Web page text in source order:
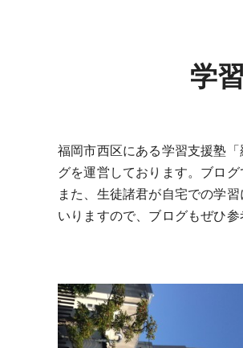
学
福岡市西区にある学習支援塾
グを運営しております。ブロ
また、生徒諸君が自宅での学
いりますので、ブログもぜひ